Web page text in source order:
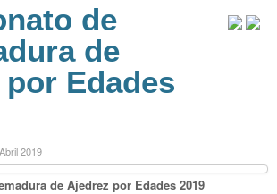
de
de
Edades
2019
de Ajedrez por Edades 2019